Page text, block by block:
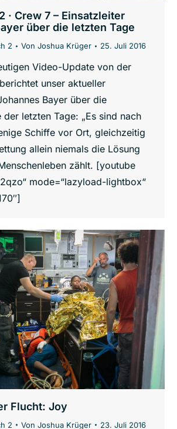
· Crew 7 – Einsatzleiter
über die letzten Tage
2 Von Joshua Krüger 25. Juli 2016
Video-Update von der
unser aktueller
Bayer über die
der letzten Tage: „Es sind nach
Schiffe vor Ort, gleichzeitig
allein niemals die Lösung
zählt. [youtube
mode=“lazyload-lightbox“
Flucht: Joy
2 Von Joshua Krüger 23. Juli 2016